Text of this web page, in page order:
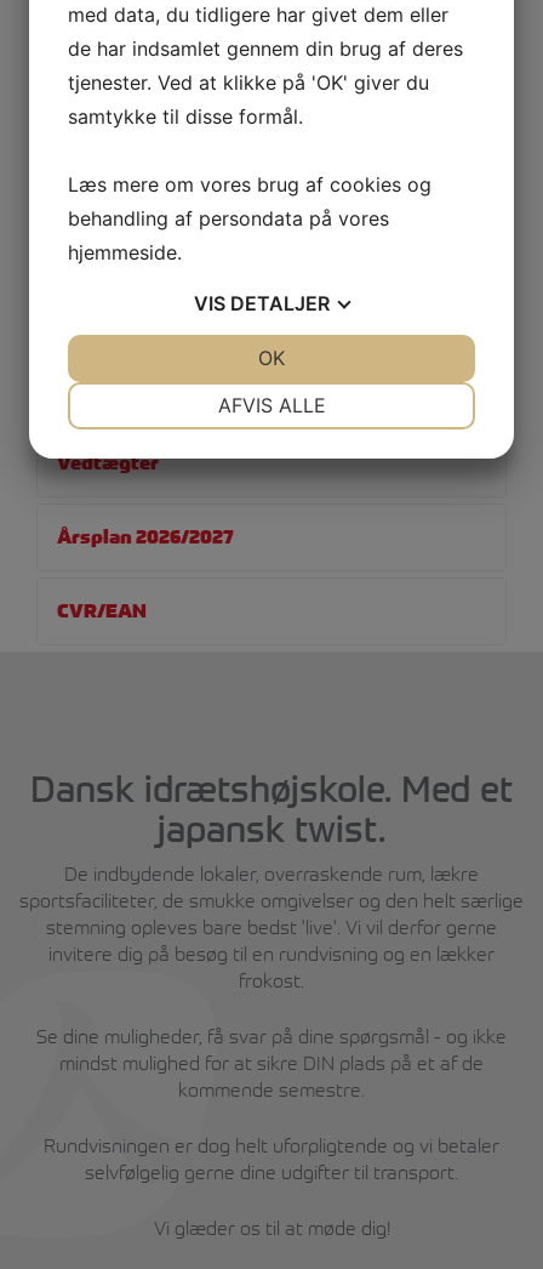
Her bor vi
Mentorstøtte
Samværspolitik
Bestyrelsen
Vedtægter
Årsplan 2026/2027
CVR/EAN
Dansk idrætshøjskole. Med et
japansk twist.
De indbydende lokaler, overraskende rum, lækre
sportsfaciliteter, de smukke omgivelser og den helt særlige
stemning opleves bare bedst 'live'. Vi vil derfor gerne
invitere dig på besøg til en rundvisning og en lækker
frokost.
Se dine muligheder, få svar på dine spørgsmål - og ikke
mindst mulighed for at sikre DIN plads på et af de
kommende semestre.
Rundvisningen er dog helt uforpligtende og vi betaler
selvfølgelig gerne dine udgifter til transport.
Vi glæder os til at møde dig!
med data, du tidligere har givet dem eller
de har indsamlet gennem din brug af deres
tjenester. Ved at klikke på 'OK' giver du
samtykke til disse formål.
Læs mere om vores brug af cookies og
behandling af persondata på vores
hjemmeside.
VIS DETALJER
AFVIS ALLE
OK